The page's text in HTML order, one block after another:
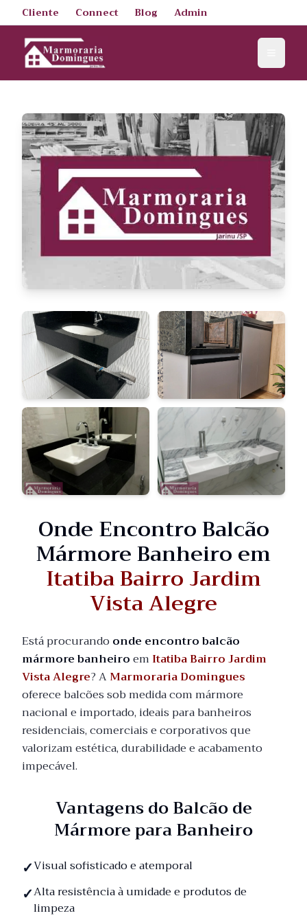
Cliente Connect Blog Admin
Onde Encontro Balcão
Mármore Banheiro em
Itatiba Bairro Jardim
Vista Alegre
Está procurando onde encontro balcão
mármore banheiroem Itatiba Bairro Jardim
Vista Alegre? AMarmoraria Domingues
oferece balcões sob medida com mármore
nacional e importado, ideais para banheiros
residenciais, comerciais e corporativos que
valorizam estética, durabilidade e acabamento
impecável.
Vantagens do Balcão de
Mármore para Banheiro
Visual sofisticado e atemporal
Alta resistência à umidade e produtos de
limpeza